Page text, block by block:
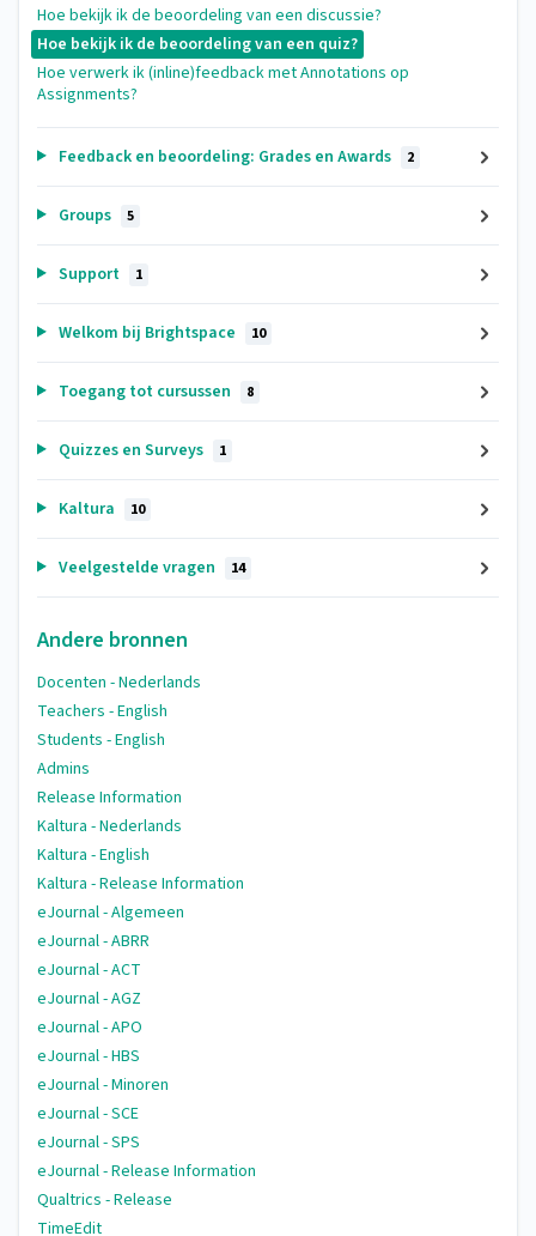
Hoe bekijk ik de beoordeling van een discussie?
Hoe bekijk ik de beoordeling van een quiz?
Hoe verwerk ik (inline)feedback met Annotations op
Assignments?
Feedback en beoordeling: Grades en Awards 2
Groups 5
Support 1
Welkom bij Brightspace 10
Toegang tot cursussen 8
Quizzes en Surveys 1
Kaltura 10
Veelgestelde vragen 14
Andere bronnen
Docenten - Nederlands
Teachers - English
Students - English
Admins
Release Information
Kaltura - Nederlands
Kaltura - English
Kaltura - Release Information
eJournal - Algemeen
eJournal - ABRR
eJournal - ACT
eJournal - AGZ
eJournal - APO
eJournal - HBS
eJournal - Minoren
eJournal - SCE
eJournal - SPS
eJournal - Release Information
Qualtrics - Release
TimeEdit